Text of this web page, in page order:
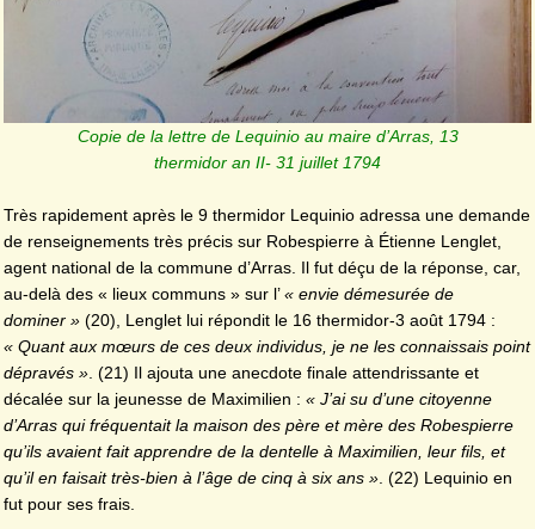
Copie de la lettre de Lequinio au maire d’Arras, 13
thermidor an II- 31 juillet 1794
Très rapidement après le 9 thermidor Lequinio adressa une demande
de renseignements très précis sur Robespierre à Étienne Lenglet,
agent national de la commune d’Arras. Il fut déçu de la réponse, car,
au-delà des « lieux communs » sur l’« envie démesurée de
dominer » (20), Lenglet lui répondit le 16 thermidor-3 août 1794 :
« Quant aux mœurs de ces deux individus, je ne les connaissais point
dépravés » . (21) Il ajouta une anecdote finale attendrissante et
décalée sur la jeunesse de Maximilien : « J’ai su d’une citoyenne
d’Arras qui fréquentait la maison des père et mère des Robespierre
qu’ils avaient fait apprendre de la dentelle à Maximilien, leur fils, et
qu’il en faisait très-bien à l’âge de cinq à six ans » . (22) Lequinio en
fut pour ses frais.